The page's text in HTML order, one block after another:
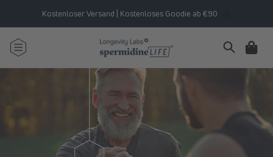
Inhalt
Kostenloser Versand | Kostenloses Goodie ab €90
Warenkorb